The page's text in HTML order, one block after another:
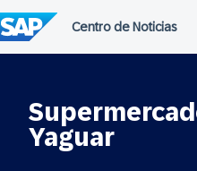
al
contenido
Yaguar